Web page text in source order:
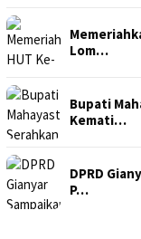
Lom…
Bupati
Kemati…
DPRD
P…